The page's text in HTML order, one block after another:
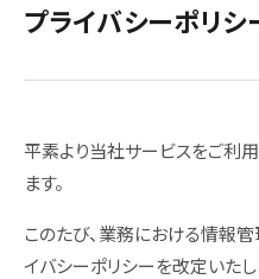
プライバシーポリ
平素より当社サービスをご利
ます。
このたび、業務における情報
イバシーポリシーを改定いたし